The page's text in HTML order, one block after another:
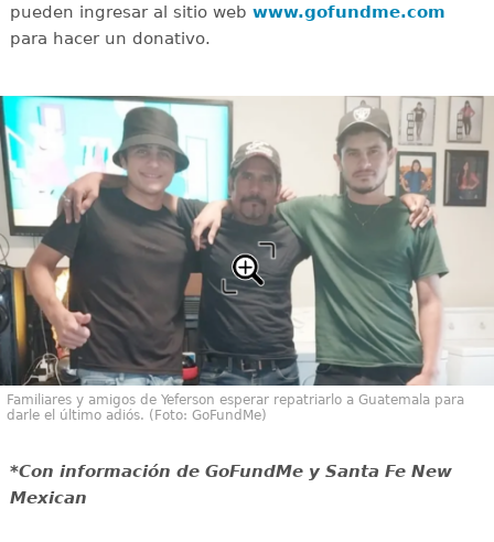
pueden ingresar al sitio web www.gofundme.com
para hacer un donativo.
Familiares y amigos de Yeferson esperar repatriarlo a Guatemala para
darle el último adiós. (Foto: GoFundMe)
*Con información de GoFundMe y Santa Fe New
Mexican